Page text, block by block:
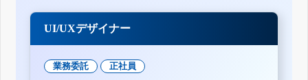
UI/UXデザイナー
業務委託 正社員